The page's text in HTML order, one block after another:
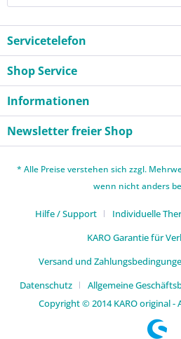
Servicetelefon
Shop Service
Informationen
Newsletter freier Shop
* Alle Preise verstehen sich zzgl.
wenn nicht anders
Hilfe / Support Individuelle
KARO Garantie für
Versand und
Datenschutz
Allgemeine
Copyright © 2014 KARO original -